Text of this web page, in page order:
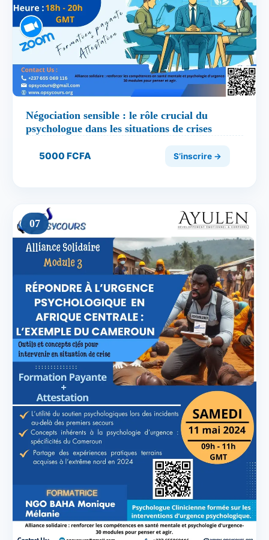
Négociation sensible : le rôle crucial du
psychologue dans les situations de crises
5000 FCFA S’inscrire →
07